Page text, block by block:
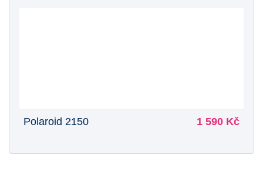
Polaroid 2150 1 590 Kč